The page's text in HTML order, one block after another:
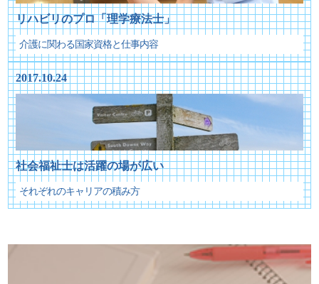
リハビリのプロ「理学療法士」
介護に関わる国家資格と仕事内容
2017.10.24
社会福祉士は活躍の場が広い
それぞれのキャリアの積み方